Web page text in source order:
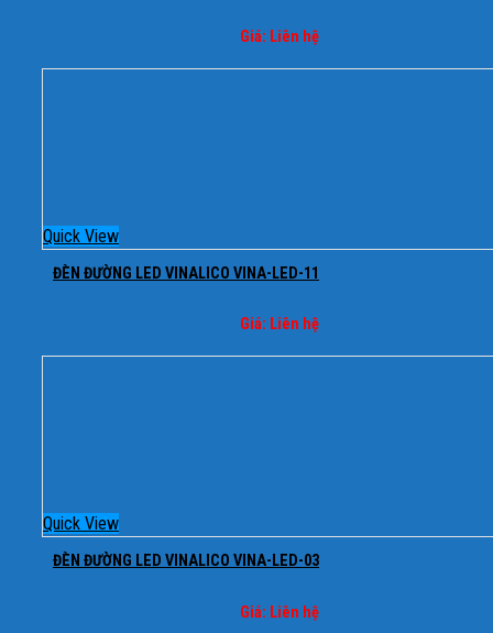
Giá: Liên hệ
Quick View
ĐÈN ĐƯỜNG LED VINALICO VINA-LED-11
Giá: Liên hệ
Quick View
ĐÈN ĐƯỜNG LED VINALICO VINA-LED-03
Giá: Liên hệ